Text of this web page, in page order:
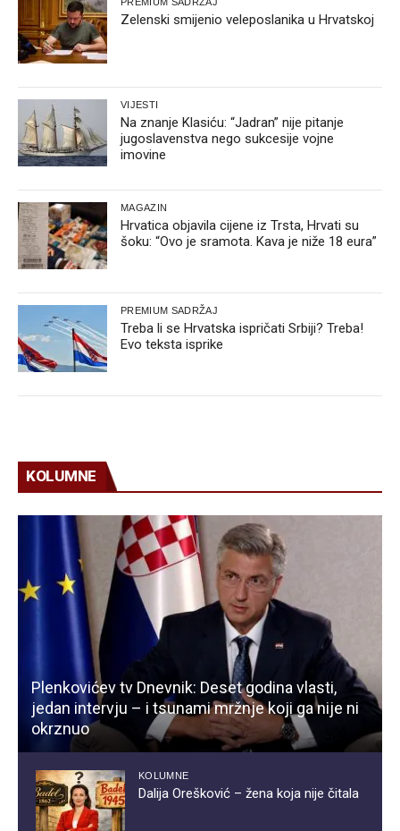
Zelenski smijenio veleposlanika u Hrvatskoj
VIJESTI
Na znanje Klasiću: “Jadran” nije pitanje
jugoslavenstva nego sukcesije vojne
imovine
MAGAZIN
Hrvatica objavila cijene iz Trsta, Hrvati su
šoku: “Ovo je sramota. Kava je niže 18 eura”
PREMIUM SADRŽAJ
Treba li se Hrvatska ispričati Srbiji? Treba!
Evo teksta isprike
KOLUMNE
Plenkovićev tv Dnevnik: Deset godina vlasti,
jedan intervju – i tsunami mržnje koji ga nije ni
okrznuo
KOLUMNE
Dalija Orešković – žena koja nije čitala